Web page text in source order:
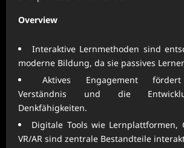
Overview
Interaktive Lernmethoden sind
moderne Bildung, da sie passives
Aktives Engagement
Verständnis und die
Denkfähigkeiten.
Digitale Tools wie Lernplattformen,
VR/AR sind zentrale Bestandteile